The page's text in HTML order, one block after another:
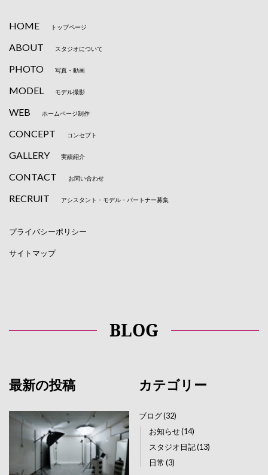
HOME トップページ
ABOUT スタジオについて
PHOTO 写真・動画
MODEL モデル撮影
WEB ホームページ制作
CONCEPT コンセプト
GALLERY 実績紹介
CONTACT お問い合わせ
RECRUIT アシスタント・モデル・パートナー募集
プライバシーポリシー
サイトマップ
BLOG
最新の投稿 カテゴリー
ブログ(32)
お知らせ(14)
スタジオ日記(13)
日常(3)